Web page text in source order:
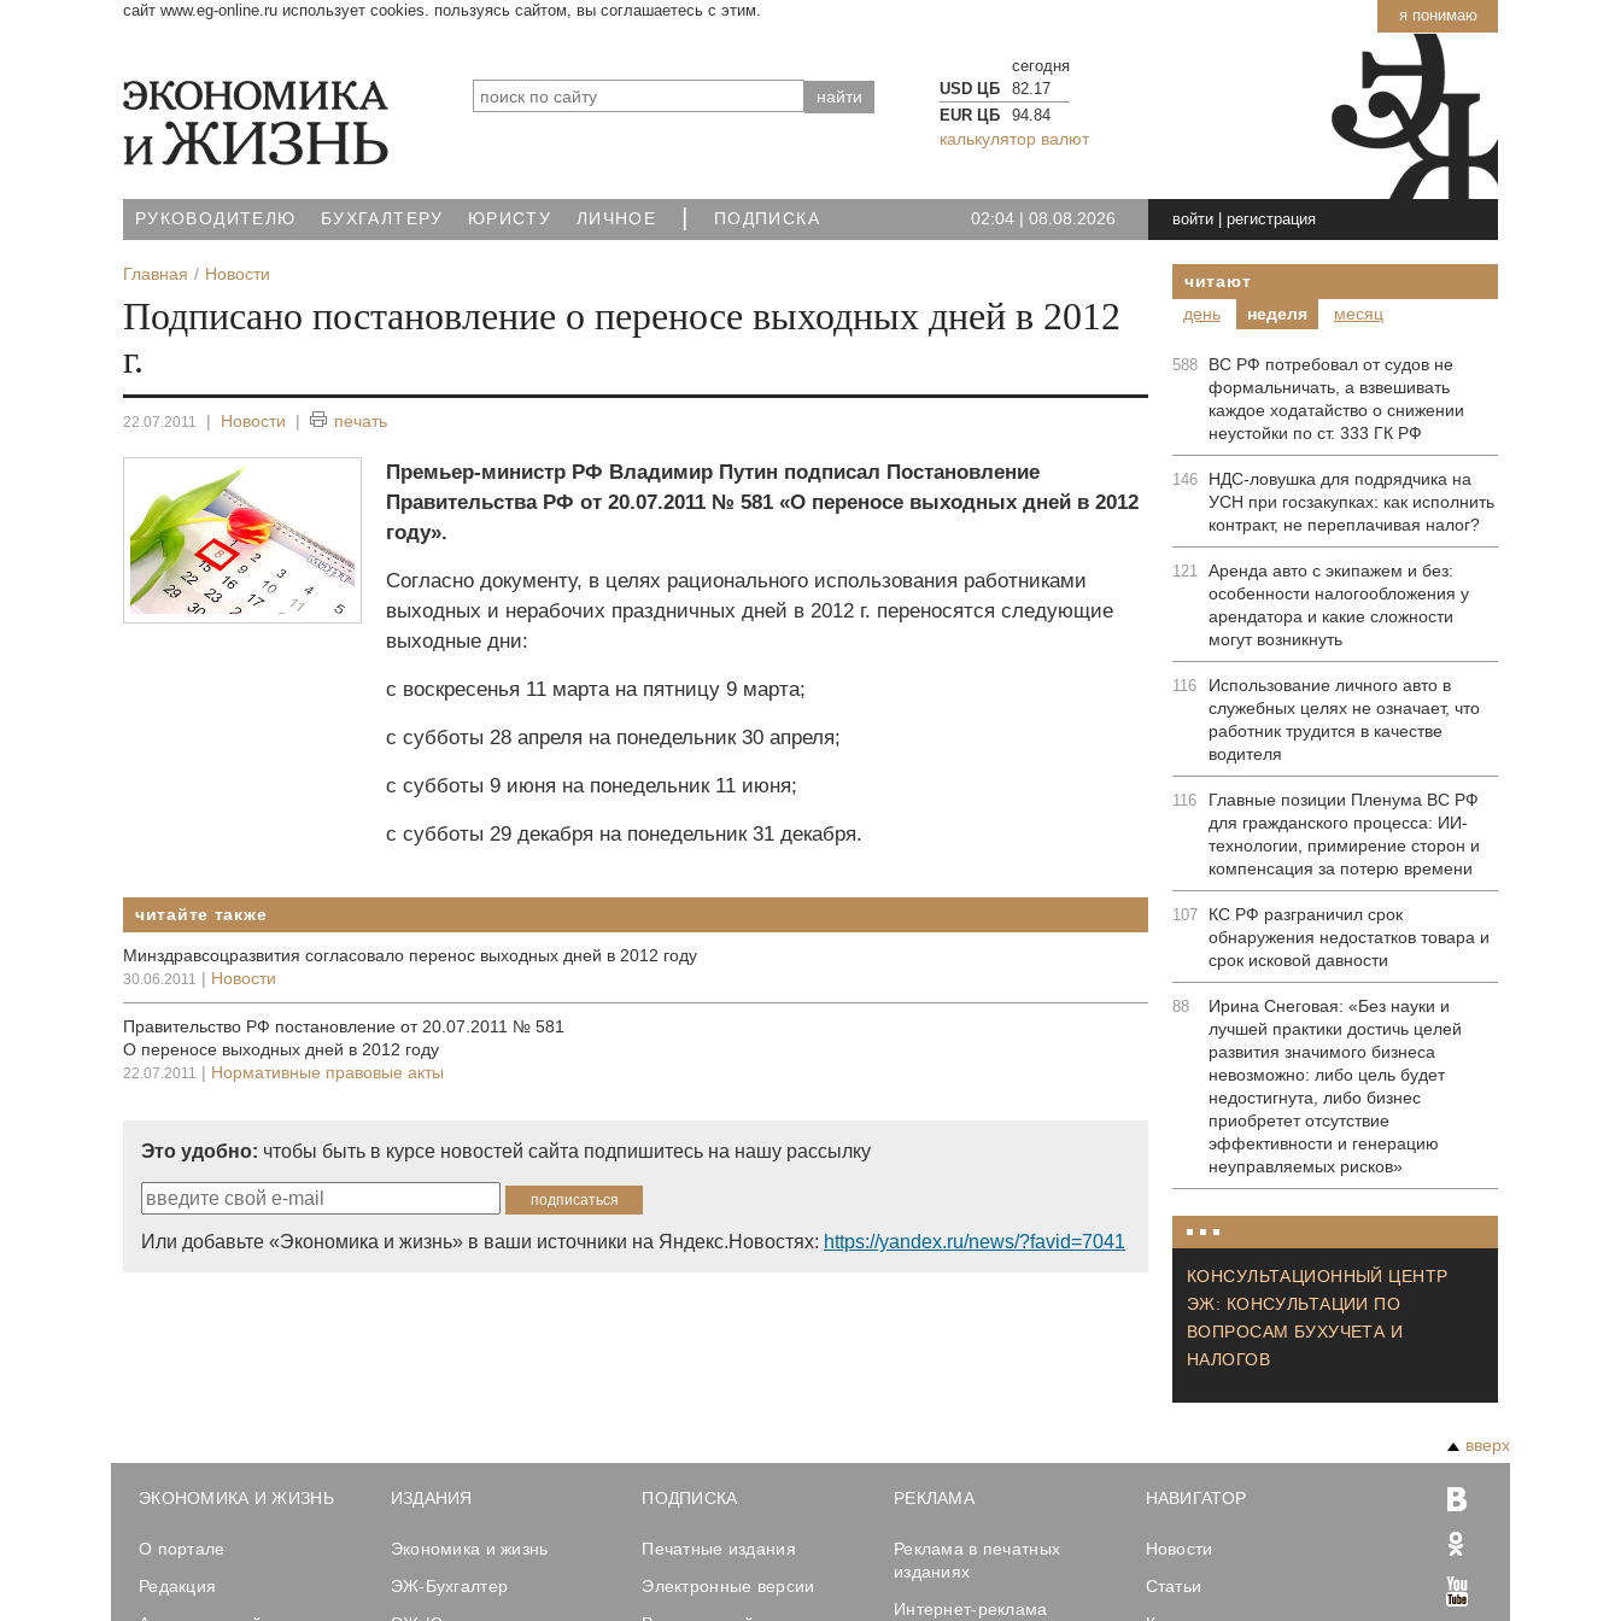
я понимаю
сайт www.eg-online.ru использует cookies. пользуясь сайтом, вы соглашаетесь с этим.
сегодня
USD ЦБ
82.17
EUR ЦБ
94.84
калькулятор валют
РУКОВОДИТЕЛЮ БУХГАЛТЕРУ ЮРИСТУ ЛИЧНОЕ | ПОДПИСКА 02:04 | 08.08.2026 войти| регистрация
Главная Новости
Подписано постановление о переносе выходных дней в 2012
г.
22.07.2011 | Новости | печать
Премьер-министр РФ Владимир Путин подписал Постановление
Правительства РФ от 20.07.2011 № 581 «О переносе выходных дней в 2012
году».
Согласно документу, в целях рационального использования работниками
выходных и нерабочих праздничных дней в 2012 г. переносятся следующие
выходные дни:
с воскресенья 11 марта на пятницу 9 марта;
с субботы 28 апреля на понедельник 30 апреля;
с субботы 9 июня на понедельник 11 июня;
с субботы 29 декабря на понедельник 31 декабря.
читайте также
Минздравсоцразвития согласовало перенос выходных дней в 2012 году
30.06.2011 | Новости
Правительство РФ постановление от 20.07.2011 № 581
О переносе выходных дней в 2012 году
22.07.2011 | Нормативные правовые акты
Это удобно: чтобы быть в курсе новостей сайта подпишитесь на нашу рассылку
Или добавьте «Экономика и жизнь» в ваши источники на Яндекс.Новостях: https://yandex.ru/news/?favid=7041
читают
день
неделя месяц
588
ВС РФ потребовал от судов не
формальничать, а взвешивать
каждое ходатайство о снижении
неустойки по ст. 333 ГК РФ
146
НДС-ловушка для подрядчика на
УСН при госзакупках: как исполнить
контракт, не переплачивая налог?
121 Аренда авто с экипажем и без:
особенности налогообложения у
арендатора и какие сложности
могут возникнуть
116
Использование личного авто в
служебных целях не означает, что
работник трудится в качестве
водителя
116
Главные позиции Пленума ВС РФ
для гражданского процесса: ИИ-
технологии, примирение сторон и
компенсация за потерю времени
107
КС РФ разграничил срок
обнаружения недостатков товара и
срок исковой давности
88
Ирина Снеговая: «Без науки и
лучшей практики достичь целей
развития значимого бизнеса
невозможно: либо цель будет
недостигнута, либо бизнес
приобретет отсутствие
эффективности и генерацию
неуправляемых рисков»
КОНСУЛЬТАЦИОННЫЙ ЦЕНТР
ЭЖ: КОНСУЛЬТАЦИИ ПО
ВОПРОСАМ БУХУЧЕТА И
НАЛОГОВ
вверх
ЭКОНОМИКА И ЖИЗНЬ
О портале
Редакция
ИЗДАНИЯ
Экономика и жизнь
ЭЖ-Бухгалтер
ПОДПИСКА
Печатные издания
Электронные версии
РЕКЛАМА
Реклама в печатных
изданиях
Интернет-реклама
НАВИГАТОР
Новости
Статьи